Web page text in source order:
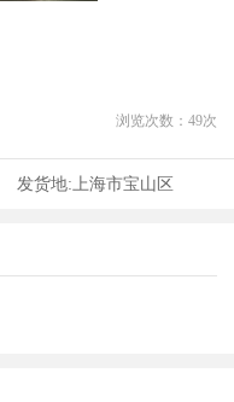
浏览次数： 49次
发货地: 上海市宝山区